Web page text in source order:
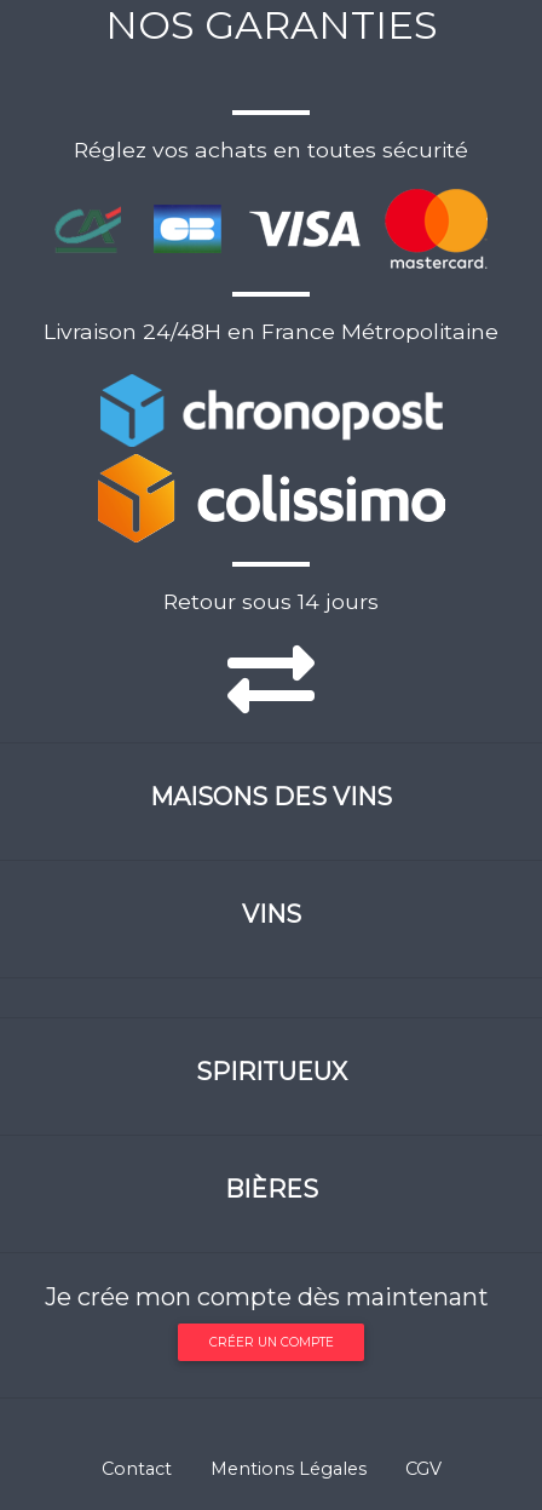
NOS GARANTIES
Réglez vos achats en toutes sécurité
Livraison 24/48H en France Métropolitaine
Retour sous 14 jours
MAISONS DES VINS
VINS
SPIRITUEUX
BIÈRES
Je crée mon compte dès maintenant
CRÉER UN COMPTE
Contact Mentions Légales CGV